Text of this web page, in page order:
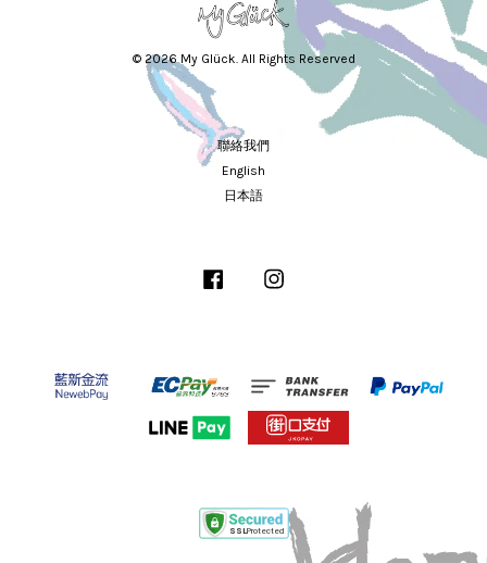
© 2026 My Glück. All Rights Reserved
聯絡我們
English
日本語
Facebook